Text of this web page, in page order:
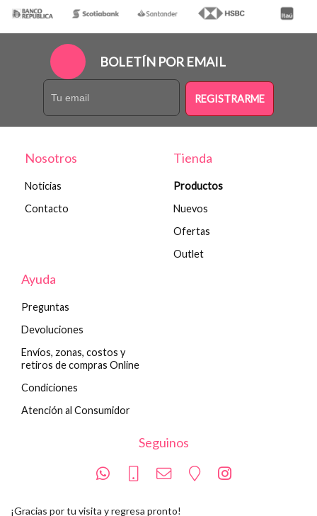
BOLETÍN POR EMAIL
REGISTRARME
Nosotros
Noticias
Contacto
Tienda
Productos
Nuevos
Ofertas
Outlet
Ayuda
Preguntas
Devoluciones
Envíos, zonas, costos y
retiros de compras Online
Condiciones
Atención al Consumidor
Seguinos
¡Gracias por tu visita y regresa pronto!